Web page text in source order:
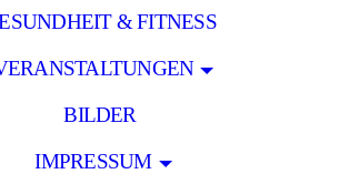
& FITNESS
BILDER
IMPRESSUM